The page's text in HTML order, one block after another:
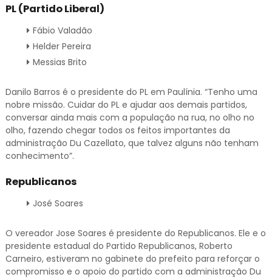
PL (Partido Liberal)
Fábio Valadão
Helder Pereira
Messias Brito
Danilo Barros é o presidente do PL em Paulínia. “Tenho uma
nobre missão. Cuidar do PL e ajudar aos demais partidos,
conversar ainda mais com a população na rua, no olho no
olho, fazendo chegar todos os feitos importantes da
administração Du Cazellato, que talvez alguns não tenham
conhecimento”.
Republicanos
José Soares
O vereador Jose Soares é presidente do Republicanos. Ele e o
presidente estadual do Partido Republicanos, Roberto
Carneiro, estiveram no gabinete do prefeito para reforçar o
compromisso e o apoio do partido com a administração Du